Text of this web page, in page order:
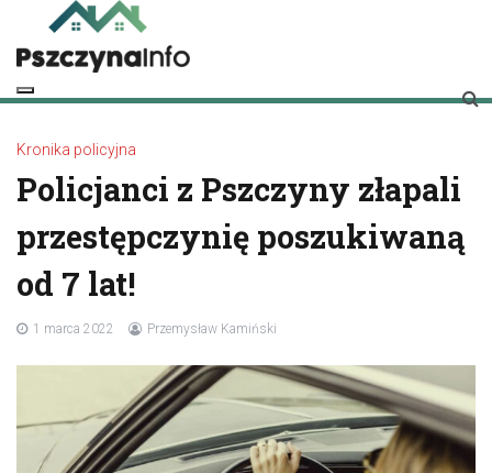
content
pszczynainfo.pl
Twoje źródło informacji o Pszczynie
Kronika policyjna
Policjanci z Pszczyny złapali
przestępczynię poszukiwaną
od 7 lat!
1 marca 2022 Przemysław Kamiński